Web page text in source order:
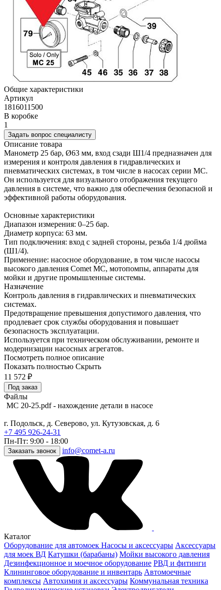
Общие характеристики
Артикул
1816011500
В коробке
1
Задать вопрос специалисту
Описание товара
Манометр 25 бар, Ø63 мм, вход сзади Ш1/4 предназначен для
измерения и контроля давления в гидравлических и
пневматических системах, в том числе в насосах серии MC.
Он используется для визуального отображения текущего
давления в системе, что важно для обеспечения безопасной и
эффективной работы оборудования.
Основные характеристики
Диапазон измерения: 0–25 бар.
Диаметр корпуса: 63 мм.
Тип подключения: вход с задней стороны, резьба 1/4 дюйма
(Ш1/4).
Применение: насосное оборудование, в том числе насосы
высокого давления Comet MC, мотопомпы, аппараты для
мойки и другие промышленные системы.
Назначение
Контроль давления в гидравлических и пневматических
системах.
Предотвращение превышения допустимого давления, что
продлевает срок службы оборудования и повышает
безопасность эксплуатации.
Используется при техническом обслуживании, ремонте и
модернизации насосных агрегатов.
Посмотреть полное описание
Показать полностью Скрыть
11 572 ₽
Под заказ
Файлы
MC 20-25.pdf - нахождение детали в насосе
г. Подольск, д. Северово, ул. Кутузовская, д. 6
+7 495 926-24-31
Пн-Пт: 9:00 - 18:00
Заказать звонок info@comet-a.ru
Каталог
Оборудование для автомоек Насосы и аксессуары Аксессуары
для моек ВД Катушки (барабаны) Мойки высокого давления
Дезинфекционное и моечное оборудование РВД и фитинги
Клининговое оборудование и инвентарь Автомоечные
комплексы Автохимия и аксессуары Коммунальная техника